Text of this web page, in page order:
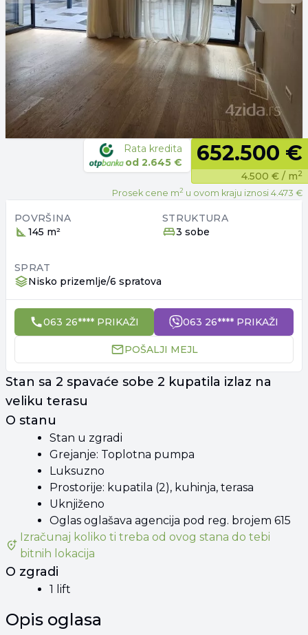
Rata kredita
od 2.645 € 652.500 €
4.500 € / m2
Prosek cene m2 u ovom kraju iznosi 4.473 €
POVRŠINA
145 m²
STRUKTURA
3 sobe
SPRAT
Nisko prizemlje/6 spratova
063 26**** PRIKAŽI 063 26**** PRIKAŽI
POŠALJI MEJL
Stan sa 2 spavaće sobe 2 kupatila izlaz na
veliku terasu
O stanu
Stan u zgradi
Grejanje: Toplotna pumpa
Luksuzno
Prostorije: kupatila (2), kuhinja, terasa
Uknjiženo
Oglas oglašava agencija pod reg. brojem 615
Izračunaj koliko ti treba odovog stana do tebi
bitnih lokacija
O zgradi
1 lift
Opis oglasa